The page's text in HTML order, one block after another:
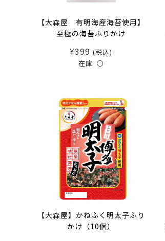
【大森屋 有明海産海苔使用】
至極の海苔ふりかけ
¥399 (税込)
在庫 ○
【大森屋】かねふく明太子ふり
かけ（10個）